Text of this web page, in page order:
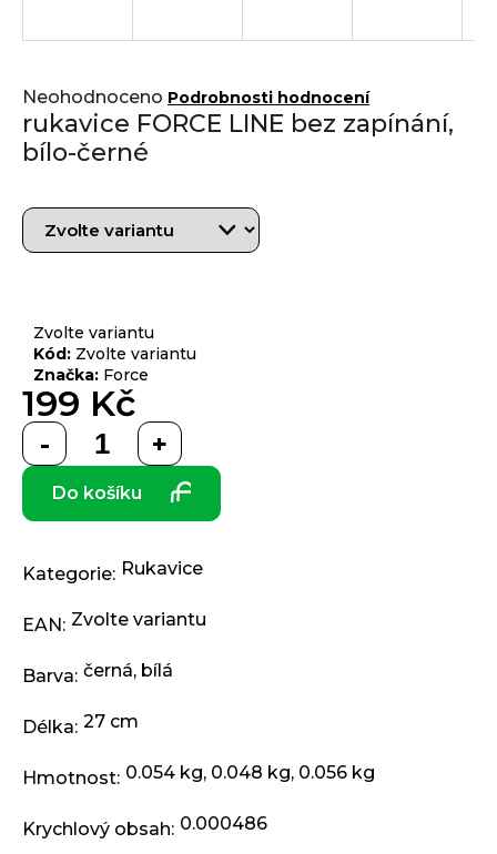
Průměrné
hodnocení
produktu
je
hvězdiček.
Neohodnoceno Podrobnosti hodnocení
rukavice FORCE LINE bez zapínání,
bílo-černé
Zvolte variantu
Kód: Zvolte variantu
Značka: Force
199 Kč
Měrná
cena:
Do košíku
Kategorie: Rukavice
EAN: Zvolte variantu
Barva: černá, bílá
Délka: 27 cm
Hmotnost: 0.054 kg, 0.048 kg, 0.056 kg
Krychlový obsah: 0.000486
í
?
HLEDAT
o
p
o
u
č
u
e
e
KLIKY
DEORE
FCM6200
32
1
199